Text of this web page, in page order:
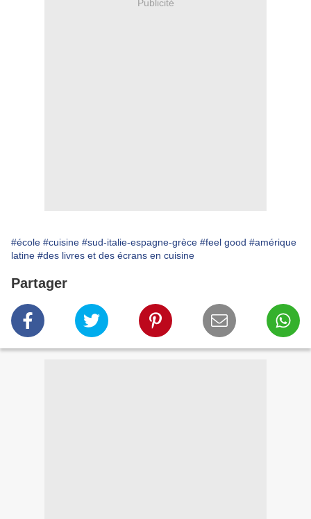
Publicité
#école #cuisine #sud-italie-espagne-grèce #feel good #amérique
latine #des livres et des écrans en cuisine
Partager